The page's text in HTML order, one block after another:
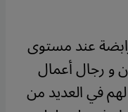
عند مستوى
و رجال أعمال
في العديد من